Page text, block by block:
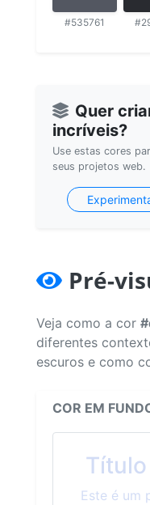
#535761
Quer
incríveis?
Use estas cores
seus projetos web.
Pré-
Veja como a cor
diferentes
escuros e como
COR EM
Este é um